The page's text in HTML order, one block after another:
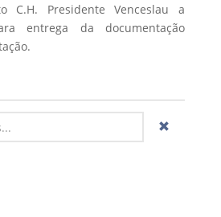
C.H. Presidente Venceslau a
entrega da documentação